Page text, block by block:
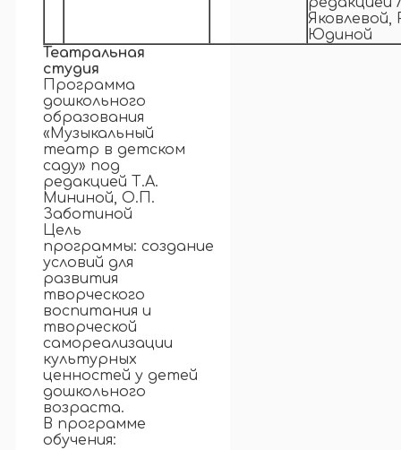
Яковлевой,
Юдиной
Театральная
студия
Программа
дошкольного
образования
«Музыкальный
театр в детском
саду» под
редакцией Т.А.
Мининой, О.П.
Заботиной
Цель
программы: создание
условий для
развития
творческого
воспитания и
творческой
самореализации
культурных
ценностей у детей
дошкольного
возраста.
В программе
обучения: